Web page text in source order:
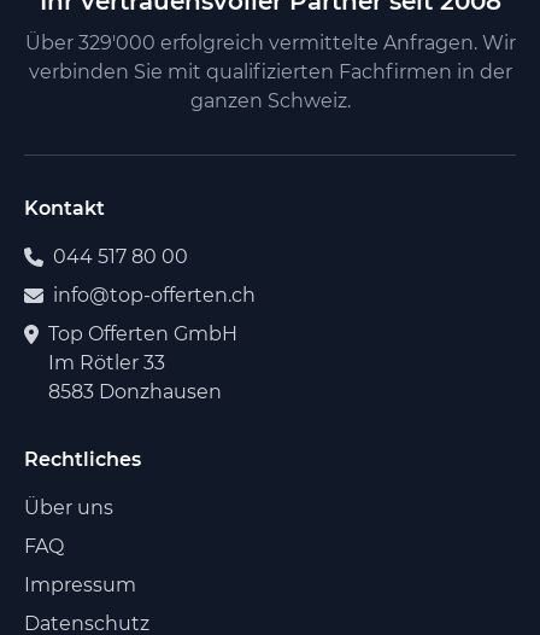
Über 329'000 erfolgreich vermittelte Anfragen. Wir
verbinden Sie mit qualifizierten Fachfirmen in der
ganzen Schweiz.
Kontakt
044 517 80 00
info@top-offerten.ch
Top Offerten GmbH
Im Rötler 33
8583 Donzhausen
Rechtliches
Über uns
FAQ
Impressum
Datenschutz